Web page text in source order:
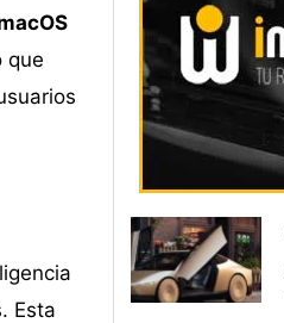
que
Esta